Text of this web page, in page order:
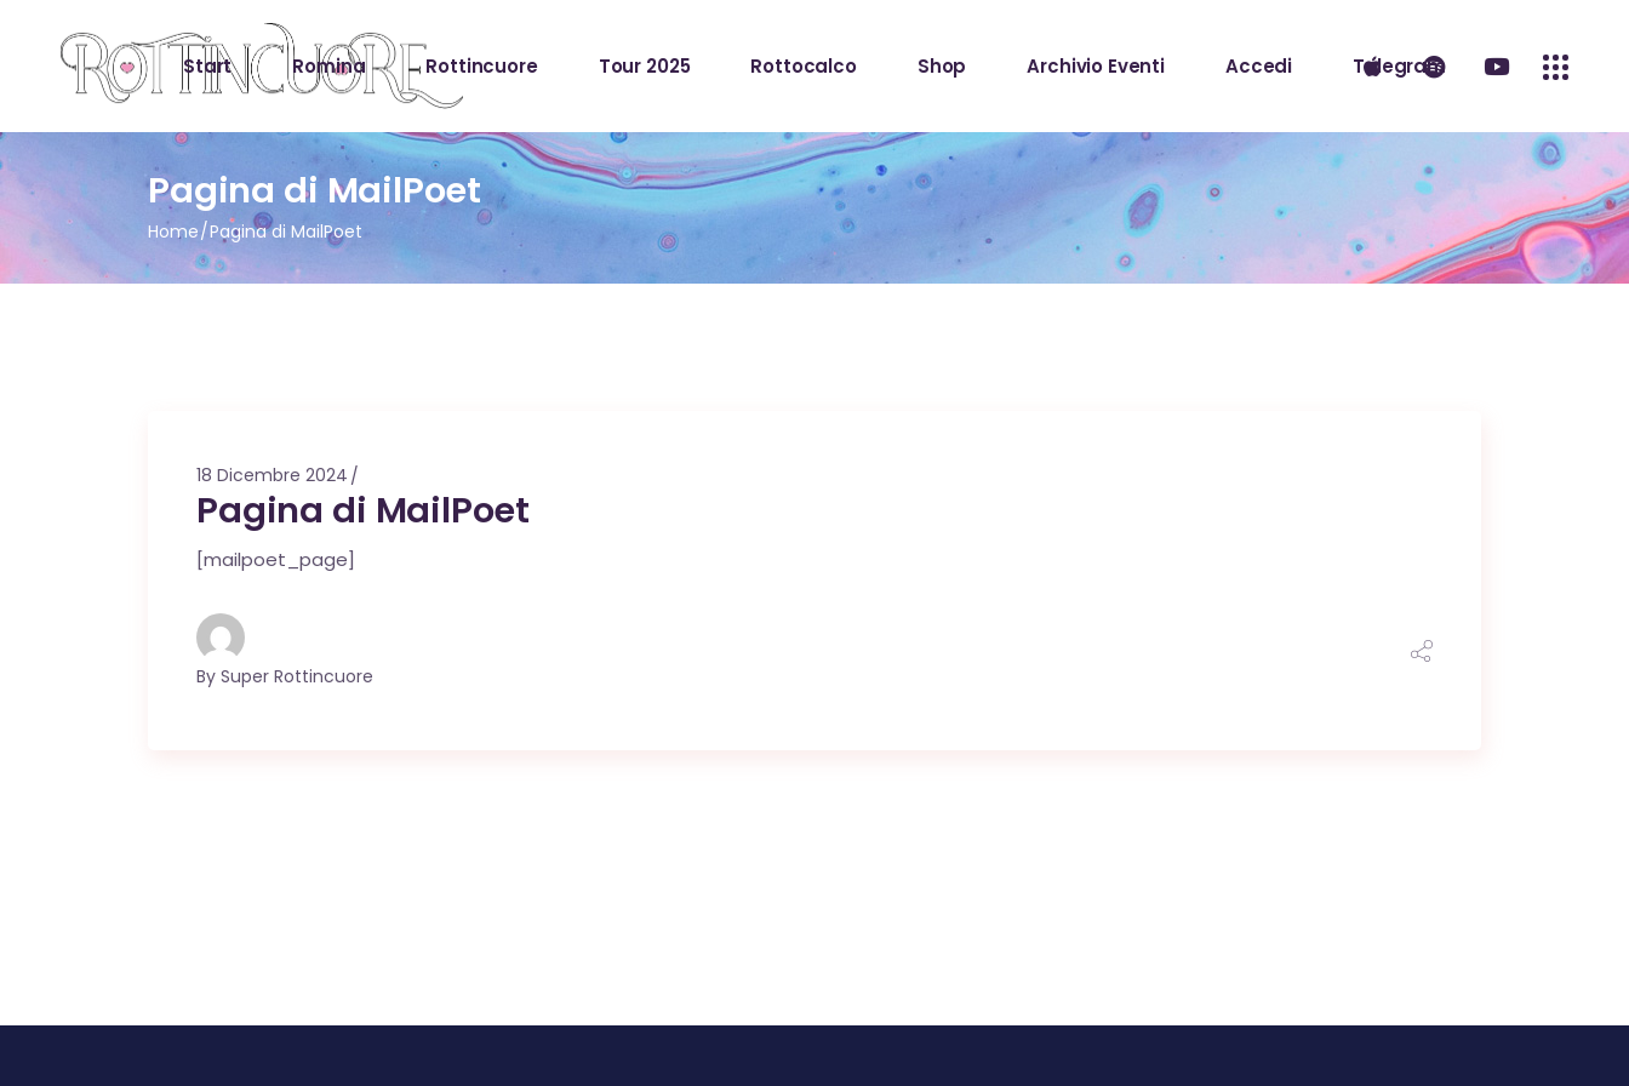
Start Romina Rottincuore Tour 2025 Rottocalco Shop Archivio Eventi Accedi Telegram
Pagina di MailPoet
Home Pagina di MailPoet
18 Dicembre 2024
Pagina di MailPoet
[mailpoet_page]
By Super Rottincuore